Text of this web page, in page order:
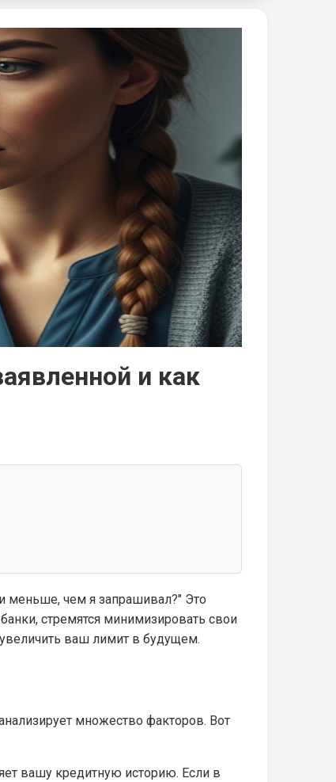
и как
меньше, чем я запрашивал?" Это
стремятся минимизировать свои
ваш лимит в будущем.
множество факторов. Вот
вашу кредитную историю. Если в